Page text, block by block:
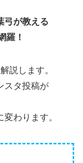
弓が教える
羅！
説します。
スタ投稿が
わります。